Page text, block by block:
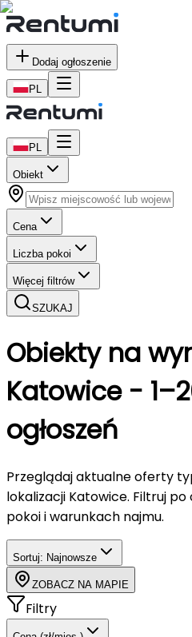
Dodaj ogłoszenie
PL
PL
Obiekt
Cena
Liczba pokoi
Więcej filtrów
SZUKAJ
Obiektyna
Katowice-
ogłoszeń
Przeglądaj aktualne oferty
lokalizacji Katowice. Filtruj po
pokoi i warunkach najmu.
Sortuj: Najnowsze
ZOBACZ NA MAPIE
Filtry